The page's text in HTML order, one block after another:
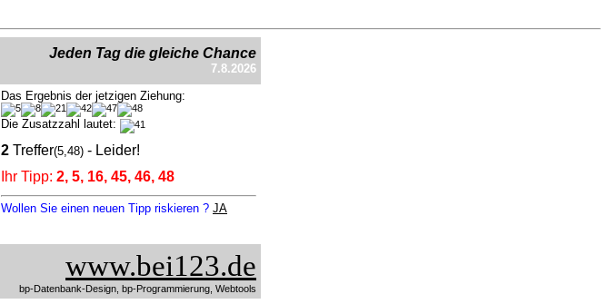
Jeden Tag die gleiche Chance
7.8.2026
Das Ergebnis der jetzigen Ziehung:
Die Zusatzzahl lautet:
2 Treffer(5,48) - Leider!
Ihr Tipp: 2, 5, 16, 45, 46, 48
Wollen Sie einen neuen Tipp riskieren ? JA
www.bei123.de
bp-Datenbank-Design, bp-Programmierung, Webtools